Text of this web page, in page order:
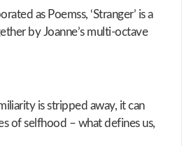
as Poemss, ‘Stranger’ is a
by Joanne’s multi-octave
is stripped away, it can
of selfhood – what defines us,